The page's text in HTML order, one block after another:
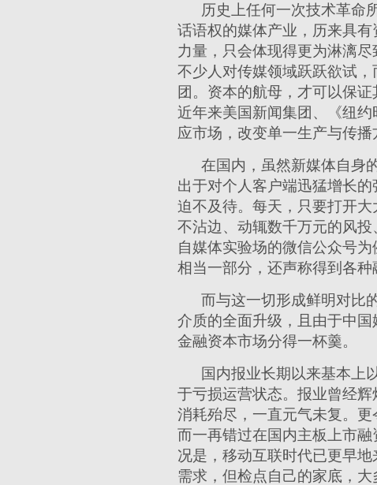
历史上任何一次技术革命
话语权的媒体产业，历来具
力量，只会体现得更为淋漓
不少人对传媒领域跃跃欲试
团。资本的航母，才可以保
近年来美国新闻集团、《纽
应市场，改变单一生产与传播
在国内，虽然新媒体自身
出于对个人客户端迅猛增长
迫不及待。每天，只要打开
不沾边、动辄数千万元的风
自媒体实验场的微信公众号
相当一部分，还声称得到各
而与这一切形成鲜明对比
介质的全面升级，且由于中
金融资本市场分得一杯羹。
国内报业长期以来基本上
于亏损运营状态。报业曾经
消耗殆尽，一直元气未复。
而一再错过在国内主板上市
况是，移动互联时代已更早
需求，但检点自己的家底，